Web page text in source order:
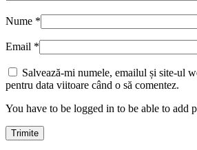
Nume *
Email *
Salvează-mi numele, emailul și site-ul
pentru data viitoare când o să comentez.
You have to be logged in to be able to add